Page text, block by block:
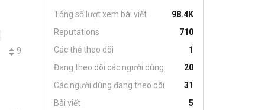
9
Tổng số lượt xem bài viết
98.4K
Reputations
710
Các thẻ theo dõi
1
Đang theo dõi các người dùng
20
Các người dùng đang theo dõi
31
Bài viết
5